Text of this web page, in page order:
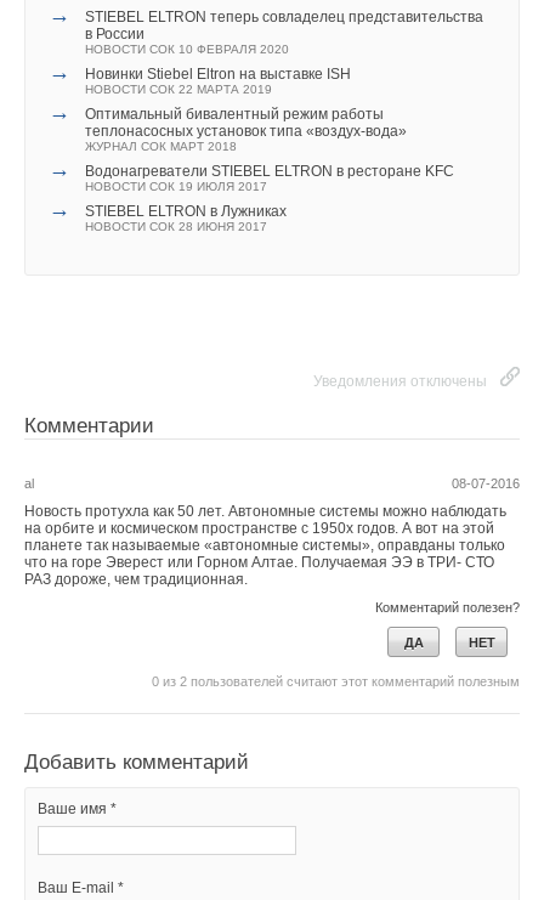
→
STIEBEL ELTRON теперь совладелец представительства
в России
НОВОСТИ СОК 10 ФЕВРАЛЯ 2020
→ Новинки Stiebel Eltron на выставке ISH
НОВОСТИ СОК 22 МАРТА 2019
→
Оптимальный бивалентный режим работы
теплонасосных установок типа «воздух-вода»
ЖУРНАЛ СОК МАРТ 2018
→ Водонагреватели STIEBEL ELTRON в ресторане KFC
НОВОСТИ СОК 19 ИЮЛЯ 2017
→ STIEBEL ELTRON в Лужниках
НОВОСТИ СОК 28 ИЮНЯ 2017
Уведомления отключены
Комментарии
08-07-2016
al
Новость протухла как 50 лет. Автономные системы можно наблюдать
на орбите и космическом пространстве с 1950х годов. А вот на этой
планете так называемые «автономные системы», оправданы только
что на горе Эверест или Горном Алтае. Получаемая ЭЭ в ТРИ- СТО
РАЗ дороже, чем традиционная.
Комментарий полезен?
ДА НЕТ
0 из 2 пользователей считают этот комментарий полезным
Добавить комментарий
Ваше имя *
Ваш E-mail *